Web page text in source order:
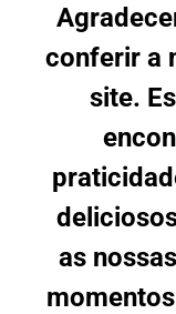
conferir a
site.
as